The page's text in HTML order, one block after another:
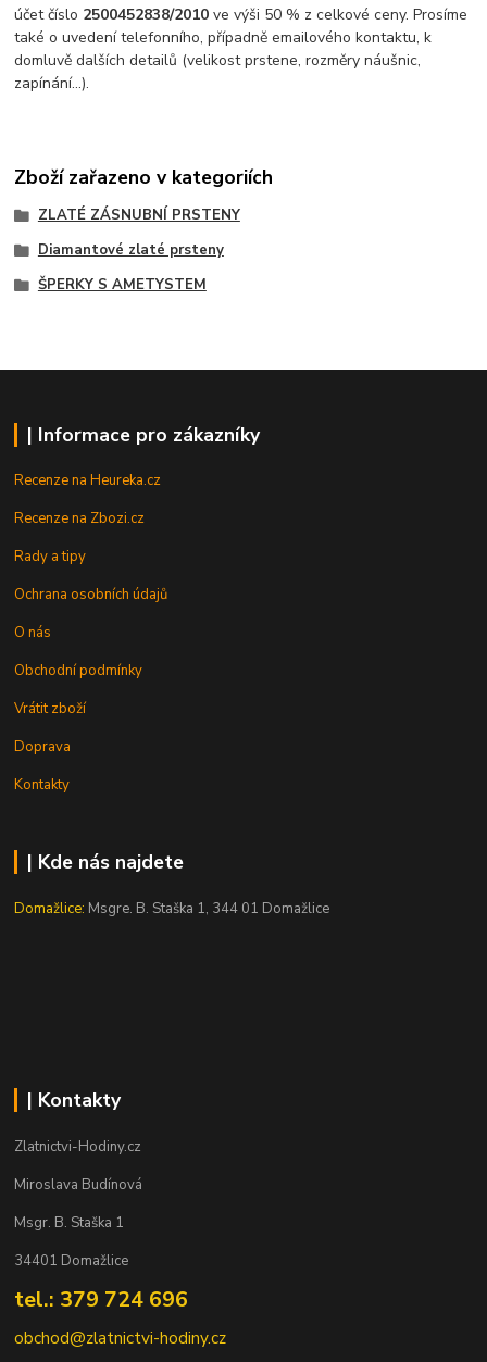
účet číslo 2500452838/2010 ve výši 50 % z celkové ceny. Prosíme
také o uvedení telefonního, případně emailového kontaktu, k
domluvě dalších detailů (velikost prstene, rozměry náušnic,
zapínání...).
Zboží zařazeno v kategoriích
ZLATÉ ZÁSNUBNÍ PRSTENY
Diamantové zlaté prsteny
ŠPERKY S AMETYSTEM
| Informace pro zákazníky
Recenze na Heureka.cz
Recenze na Zbozi.cz
Rady a tipy
Ochrana osobních údajů
O nás
Obchodní podmínky
Vrátit zboží
Doprava
Kontakty
| Kde nás najdete
Domažlice: Msgre. B. Staška 1, 344 01 Domažlice
| Kontakty
Zlatnictvi-Hodiny.cz
Miroslava Budínová
Msgr. B. Staška 1
34401 Domažlice
tel.: 379 724 696
obchod@zlatnictvi-hodiny.cz